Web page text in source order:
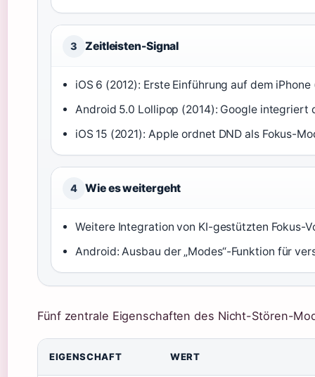
3 Zeitleisten-Signal
iOS 6 (2012): Erste Einführung auf dem
Android 5.0 Lollipop (2014): Google integriert
iOS 15 (2021): Apple ordnet DND als Fokus-
4 Wie es weitergeht
Weitere Integration von KI-gestützten Fokus-
Android: Ausbau der „Modes“-Funktion für
Fünf zentrale Eigenschaften des Nicht-Stören-
EIGENSCHAFT WERT